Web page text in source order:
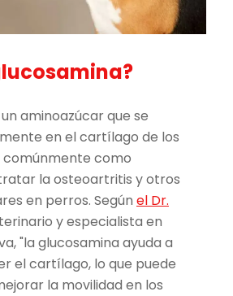
aminoazúcar que se
en el cartílago de los
comúnmente como
la osteoartritis y otros
en perros. Según el Dr.
y especialista en
"la glucosamina ayuda a
el cartílago, lo que puede
la movilidad en los